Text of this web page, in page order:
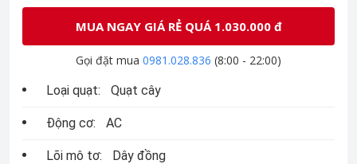
MUA NGAY GIÁ RẺ QUÁ 1.030.000 đ
Gọi đặt mua 0981.028.836 (8:00 - 22:00)
Loại quạt:
Quạt cây
Động cơ: AC
Lõi mô tơ: Dây đồng